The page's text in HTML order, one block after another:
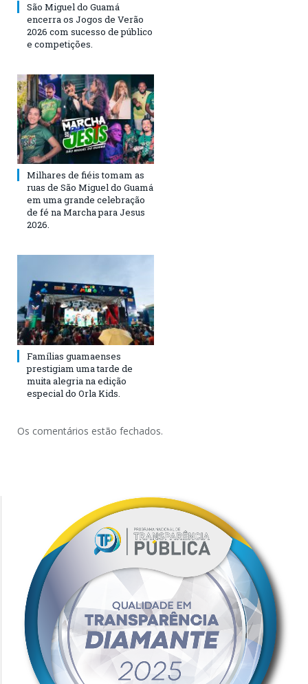
São Miguel do Guamá
encerra os Jogos de Verão
2026 com sucesso de público
e competições.
Milhares de fiéis tomam as
ruas de São Miguel do Guamá
em uma grande celebração
de fé na Marcha para Jesus
2026.
Famílias guamaenses
prestigiam uma tarde de
muita alegria na edição
especial do Orla Kids.
Os comentários estão fechados.